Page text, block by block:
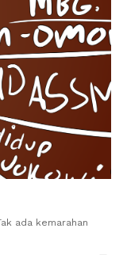
ada kemarahan